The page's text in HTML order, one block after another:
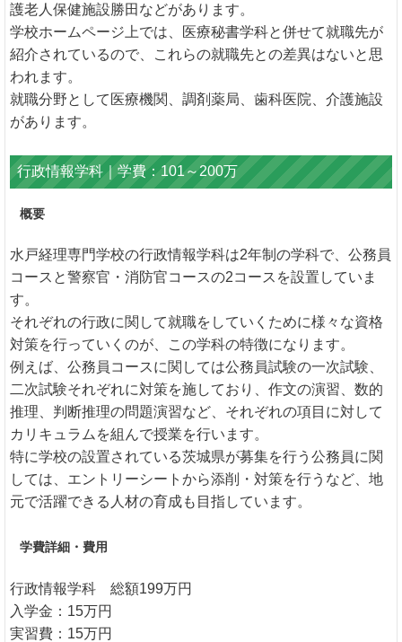
護老人保健施設勝田などがあります。
学校ホームページ上では、医療秘書学科と併せて就職先が
紹介されているので、これらの就職先との差異はないと思
われます。
就職分野として医療機関、調剤薬局、歯科医院、介護施設
があります。
行政情報学科｜学費：101～200万
概要
水戸経理専門学校の行政情報学科は2年制の学科で、公務員
コースと警察官・消防官コースの2コースを設置していま
す。
それぞれの行政に関して就職をしていくために様々な資格
対策を行っていくのが、この学科の特徴になります。
例えば、公務員コースに関しては公務員試験の一次試験、
二次試験それぞれに対策を施しており、作文の演習、数的
推理、判断推理の問題演習など、それぞれの項目に対して
カリキュラムを組んで授業を行います。
特に学校の設置されている茨城県が募集を行う公務員に関
しては、エントリーシートから添削・対策を行うなど、地
元で活躍できる人材の育成も目指しています。
学費詳細・費用
行政情報学科 総額199万円
入学金：15万円
実習費：15万円